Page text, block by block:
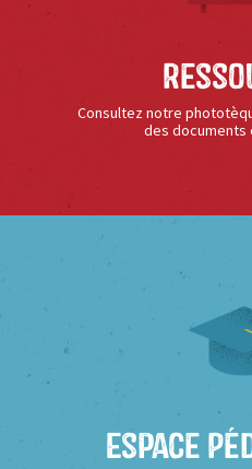
Consultez notre
des documents
Espace